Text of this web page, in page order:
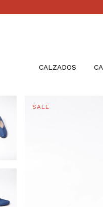
CALZADOS